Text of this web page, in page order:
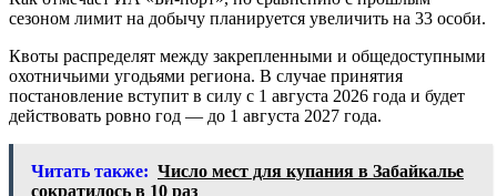
сезоном лимит на добычу планируется увеличить на 33 особи.
Квоты распределят между закрепленными и общедоступными
охотничьими угодьями региона. В случае принятия
постановление вступит в силу с 1 августа 2026 года и будет
действовать ровно год — до 1 августа 2027 года.
Читать также: Число мест для купания в Забайкалье
сократилось в 10 раз